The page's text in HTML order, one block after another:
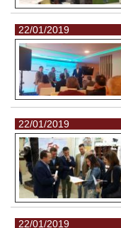
22/01/2019
22/01/2019
22/01/2019